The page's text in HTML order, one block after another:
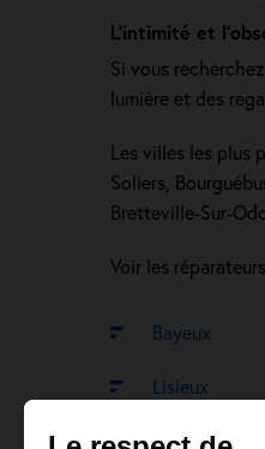
L’intimité et
Si vous
lumière et des
Les villes les plus
Soliers,
Bretteville-Sur-
Voir les
Bayeux
Lisieux